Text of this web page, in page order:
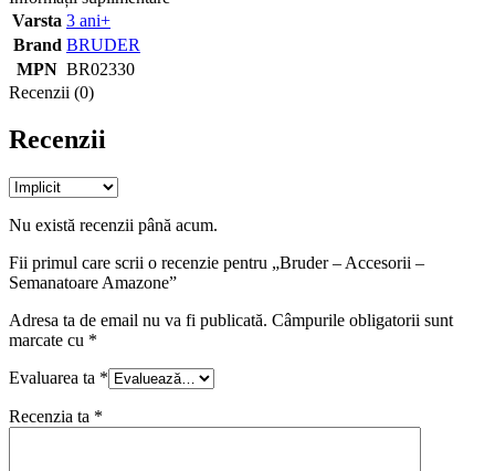
Varsta 3 ani+
Brand BRUDER
MPN BR02330
Recenzii (0)
Recenzii
Nu există recenzii până acum.
Fii primul care scrii o recenzie pentru „Bruder – Accesorii –
Semanatoare Amazone”
Adresa ta de email nu va fi publicată. Câmpurile obligatorii sunt
marcate cu *
Evaluarea ta *
Recenzia ta *